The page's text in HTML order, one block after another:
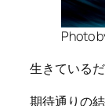
Photo
生きている
期待通りの